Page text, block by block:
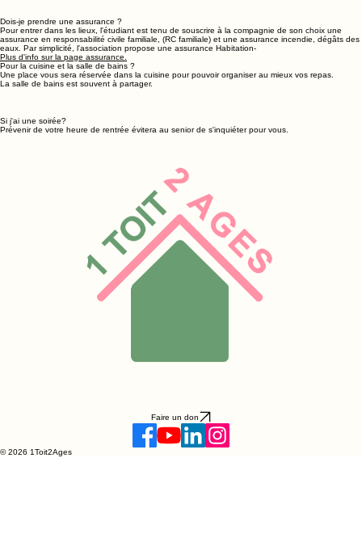
Dois-je prendre une assurance ?
Pour entrer dans les lieux, l'étudiant est tenu de souscrire à la compagnie de son choix une
assurance en responsabilité civile familiale, (RC familiale) et une assurance incendie, dégâts des
eaux. Par simplicité, l'association propose une assurance Habitation-
Plus d'info sur la page assurance.
Pour la cuisine et la salle de bains ?